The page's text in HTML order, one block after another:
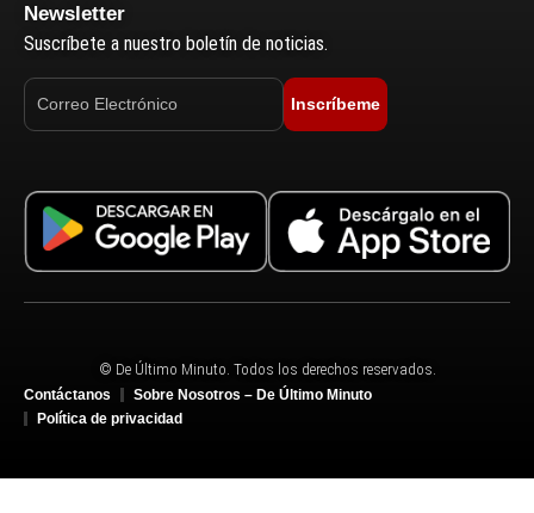
Newsletter
Suscríbete a nuestro boletín de noticias.
Inscríbeme
© De Último Minuto. Todos los derechos reservados.
Contáctanos
Sobre Nosotros – De Último Minuto
Política de privacidad